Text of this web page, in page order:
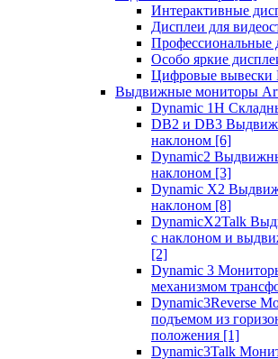
Интерактивные
Дисплеи для
Профессиональные
Особо яркие
Цифровые вывески
Выдвижные мониторы
Dynamic 1Н
DB2 и DB3
наклоном [6]
Dynamic2
наклоном [3]
Dynamic X2
наклоном [8]
DynamicX2Talk
с наклоном и
[2]
Dynamic 3
механизмом
Dynamic3Reverse
подъемом из
положения [1]
Dynamic3Talk